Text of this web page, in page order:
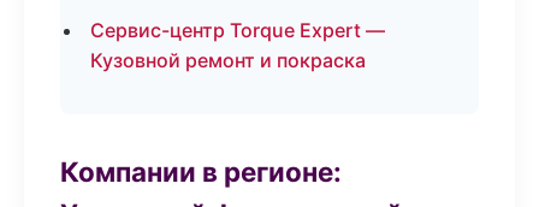
Сервис-центр Torque Expert —
Кузовной ремонт и покраска
Компании в регионе: